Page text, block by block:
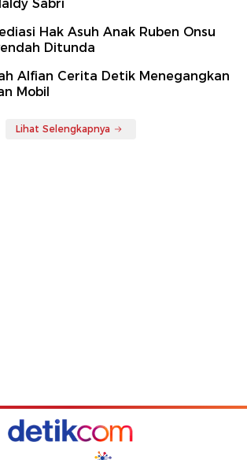
Sabri
Hak Asuh Anak Ruben Onsu
Ditunda
Alfian Cerita Detik Menegangkan
Mobil
Lihat Selengkapnya